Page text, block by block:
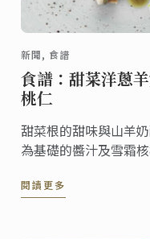
新聞, 食譜
食譜：甜菜洋蔥
桃仁
甜菜根的甜味與山羊
為基礎的醬汁及雪霜
閱讀更多